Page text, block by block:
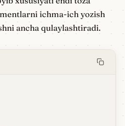
ichma-ich yozish
ancha qulaylashtiradi.